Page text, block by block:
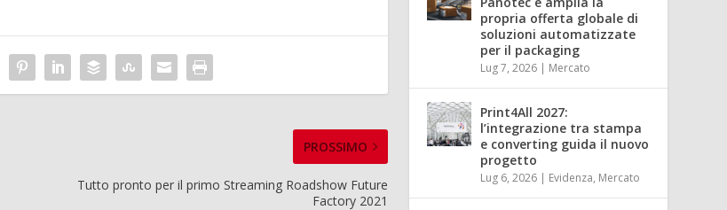
PROSSIMO
Tutto pronto per il primo Streaming Roadshow Future
Factory 2021
propria offerta globale di
soluzioni automatizzate
per il packaging
Lug 7, 2026 | Mercato
Print4All 2027:
l’integrazione tra stampa
e converting guida il nuovo
progetto
Lug 6, 2026 | Evidenza, Mercato